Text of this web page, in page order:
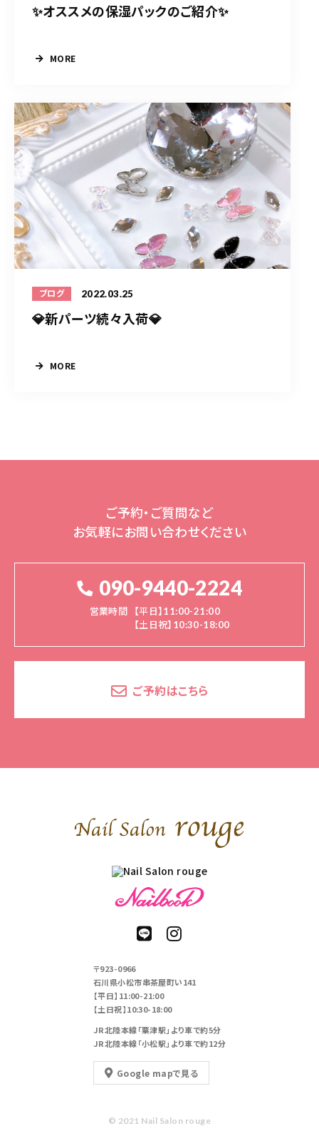
✨オススメの保湿パックのご紹介✨
MORE
ブログ 2022.03.25
💎新パーツ続々入荷💎
MORE
ご予約・ご質問など
お気軽にお問い合わせください
090-9440-2224
営業時間
【平日】11:00-21:00
【土日祝】10:30-18:00
ご予約はこちら
〒923-0966
石川県小松市串茶屋町い141
【平日】11:00-21:00
【土日祝】10:30-18:00
JR北陸本線「粟津駅」より車で約5分
JR北陸本線「小松駅」より車で約12分
Google mapで見る
© 2021 Nail Salon rouge